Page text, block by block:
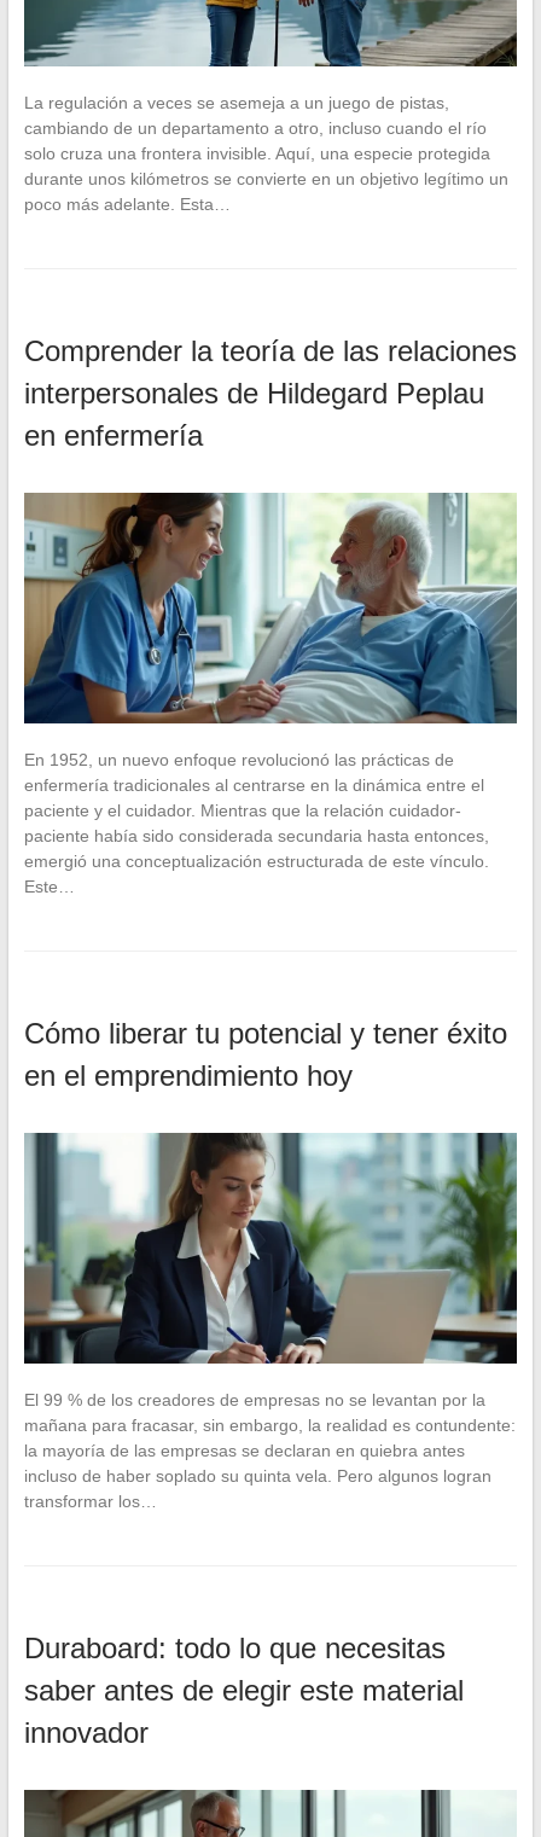
La regulación a veces se asemeja a un juego de pistas,
cambiando de un departamento a otro, incluso cuando el río
solo cruza una frontera invisible. Aquí, una especie protegida
durante unos kilómetros se convierte en un objetivo legítimo un
poco más adelante. Esta…
Comprender la teoría de las relaciones
interpersonales de Hildegard Peplau
en enfermería
En 1952, un nuevo enfoque revolucionó las prácticas de
enfermería tradicionales al centrarse en la dinámica entre el
paciente y el cuidador. Mientras que la relación cuidador-
paciente había sido considerada secundaria hasta entonces,
emergió una conceptualización estructurada de este vínculo.
Este…
Cómo liberar tu potencial y tener éxito
en el emprendimiento hoy
El 99 % de los creadores de empresas no se levantan por la
mañana para fracasar, sin embargo, la realidad es contundente:
la mayoría de las empresas se declaran en quiebra antes
incluso de haber soplado su quinta vela. Pero algunos logran
transformar los…
Duraboard: todo lo que necesitas
saber antes de elegir este material
innovador